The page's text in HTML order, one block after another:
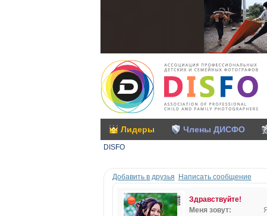
Лидеры Члены ДИСФО
DISFO
Добавить в друзья Написать сообщение
Здравствуйте!
Меня зовут: